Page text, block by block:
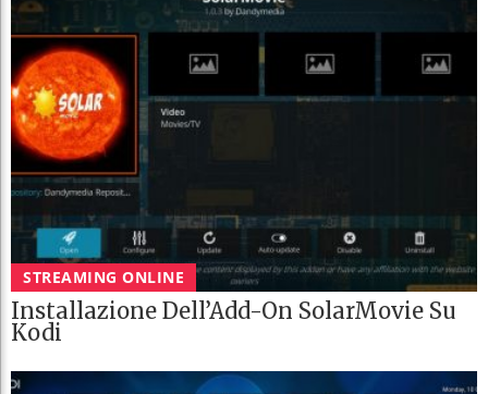
STREAMING ONLINE
Installazione Dell’Add-On SolarMovie Su
Kodi